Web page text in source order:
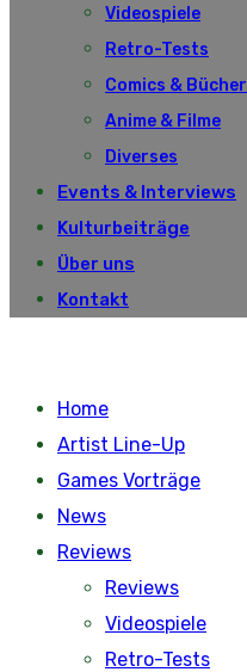
Videospiele
Retro-Tests
Comics & Bücher
Anime & Filme
Diverses
Events & Interviews
Kulturbeiträge
Über uns
Kontakt
Home
Artist Line-Up
Games Vorträge
News
Reviews
Reviews
Videospiele
Retro-Tests